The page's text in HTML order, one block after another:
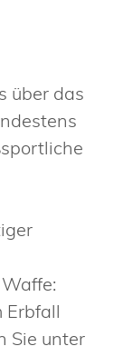
über das
Erbfall
Sie unter